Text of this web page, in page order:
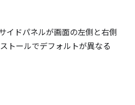
イドパネルが画面の左側と右側
トールでデフォルトが異なる